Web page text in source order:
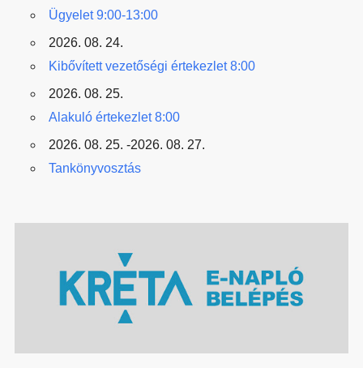
Ügyelet 9:00-13:00
2026. 08. 24.
Kibővített vezetőségi értekezlet 8:00
2026. 08. 25.
Alakuló értekezlet 8:00
2026. 08. 25. -2026. 08. 27.
Tankönyvosztás